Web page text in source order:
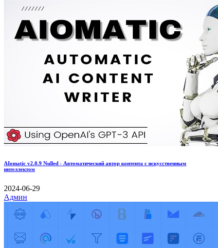
AIomatic v2.0.9 Nulled - Автоматический автор контента с искусственным
интеллектом
2024-06-29
Админ